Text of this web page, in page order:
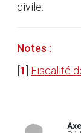
civile.
Notes :
1 Fiscalité